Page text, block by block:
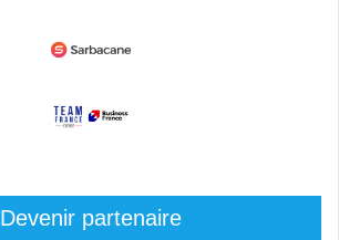
Devenir partenaire